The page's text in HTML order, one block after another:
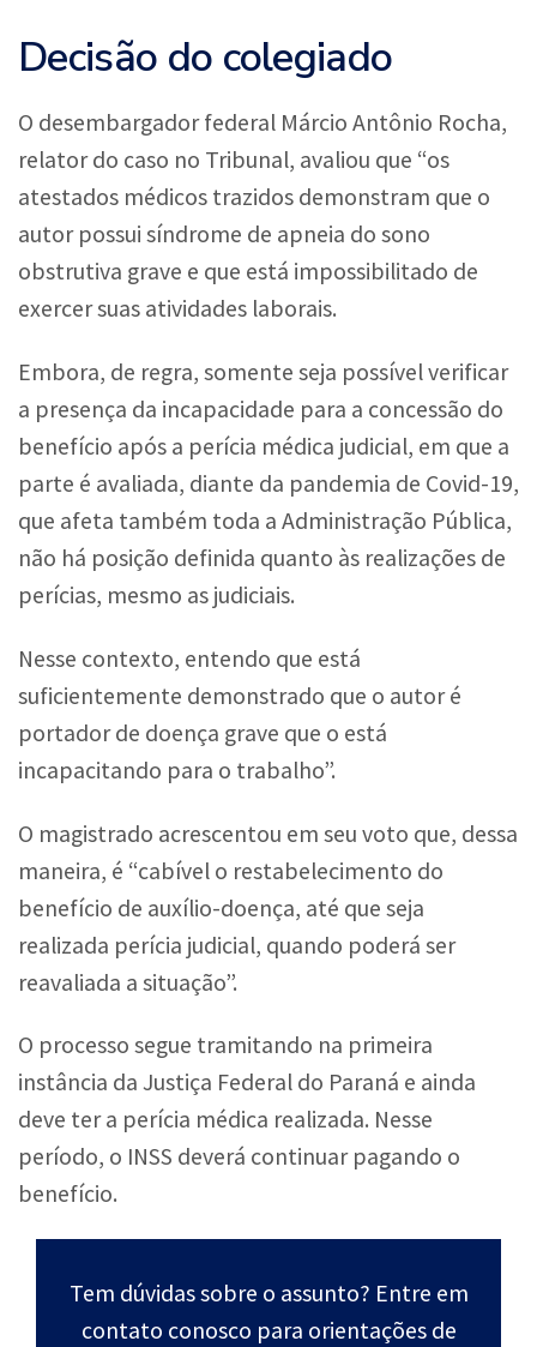
Decisão do colegiado
O desembargador federal Márcio Antônio Rocha,
relator do caso no Tribunal, avaliou que “os
atestados médicos trazidos demonstram que o
autor possui síndrome de apneia do sono
obstrutiva grave e que está impossibilitado de
exercer suas atividades laborais.
Embora, de regra, somente seja possível verificar
a presença da incapacidade para a concessão do
benefício após a perícia médica judicial, em que a
parte é avaliada, diante da pandemia de Covid-19,
que afeta também toda a Administração Pública,
não há posição definida quanto às realizações de
perícias, mesmo as judiciais.
Nesse contexto, entendo que está
suficientemente demonstrado que o autor é
portador de doença grave que o está
incapacitando para o trabalho”.
O magistrado acrescentou em seu voto que, dessa
maneira, é “cabível o restabelecimento do
benefício de auxílio-doença, até que seja
realizada perícia judicial, quando poderá ser
reavaliada a situação”.
O processo segue tramitando na primeira
instância da Justiça Federal do Paraná e ainda
deve ter a perícia médica realizada. Nesse
período, o INSS deverá continuar pagando o
benefício.
Tem dúvidas sobre o assunto? Entre em
contato conosco para orientações de